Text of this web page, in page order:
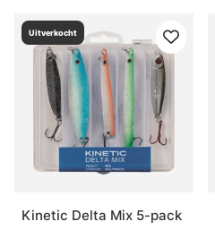
Uitverkocht
Kinetic Delta Mix 5-pack